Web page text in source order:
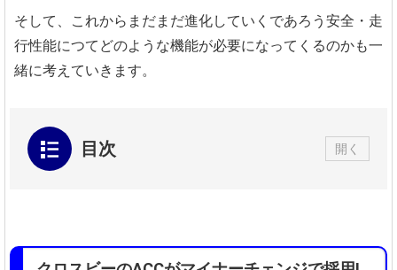
そして、これからまだまだ進化していくであろう安全・走
行性能につてどのような機能が必要になってくるのかも一
緒に考えていきます。
目次 開く